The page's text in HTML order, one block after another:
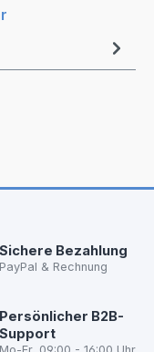
Sichere Bezahlung
PayPal & Rechnung
Persönlicher B2B-
Support